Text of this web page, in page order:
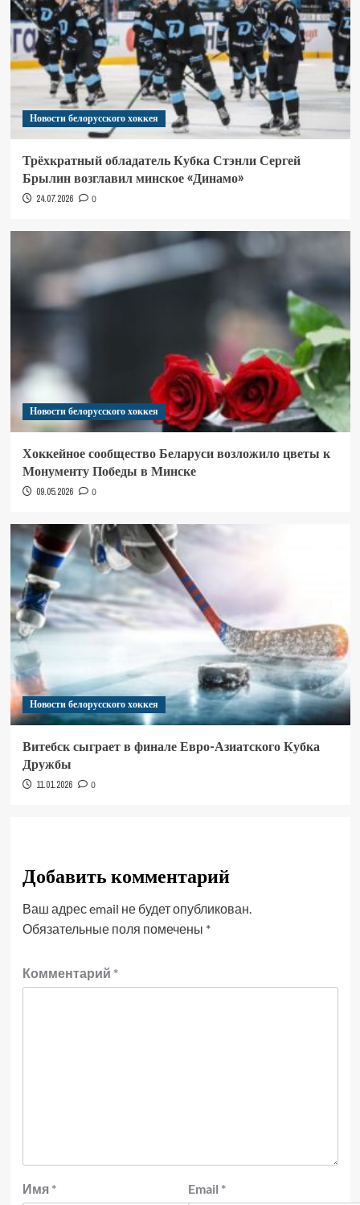
Новости белорусского хоккея
Трёхкратный обладатель Кубка Стэнли Сергей
Брылин возглавил минское «Динамо»
24.07.2026 0
Новости белорусского хоккея
Хоккейное сообщество Беларуси возложило цветы к
Монументу Победы в Минске
09.05.2026 0
Новости белорусского хоккея
Витебск сыграет в финале Евро-Азиатского Кубка
Дружбы
11.01.2026 0
Добавить комментарий
Ваш адрес email не будет опубликован.
Обязательные поля помечены *
Комментарий *
Имя * Email *